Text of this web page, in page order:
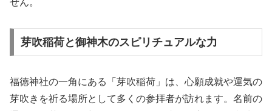
せん。
芽吹稲荷と御神木のスピリチュアルな力
福徳神社の一角にある「芽吹稲荷」は、心願成就や運気の
芽吹きを祈る場所として多くの参拝者が訪れます。名前の